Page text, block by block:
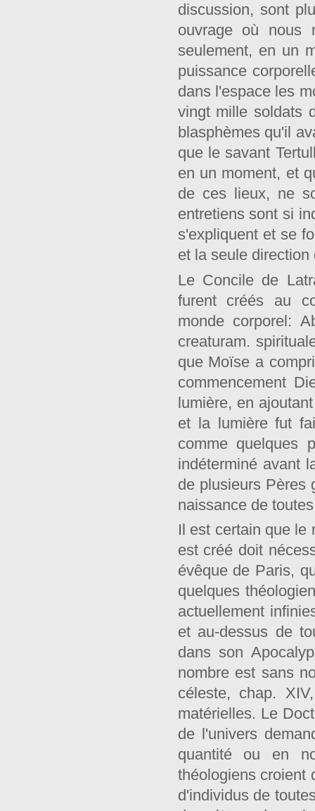
discussion, sont
ouvrage où nous
seulement, en un
puissance
dans l'espace les
vingt mille soldats
blasphèmes qu'il
que le savant
en un moment, et
de ces lieux, ne
entretiens sont si
s'expliquent et se
et la seule
Le Concile de
furent créés au
monde corporel:
creaturam.
que Moïse a
commencement
lumière, en
et la lumière fut
comme quelques
indéterminé avant
de plusieurs Pères
naissance de
Il est certain que le
est créé doit
évêque de Paris,
quelques
actuellement
et au-dessus de
dans son
nombre est sans
céleste, chap.
matérielles. Le
de l'univers
quantité ou en
théologiens croient
d'individus de